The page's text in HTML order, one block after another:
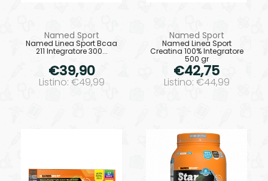
Named Sport
Named Linea Sport Bcaa
211 Integratore 300...
€39,90
Listino: €49,99
Named Sport
Named Linea Sport
Creatina 100% Integratore
500 gr
€42,75
Listino: €44,99